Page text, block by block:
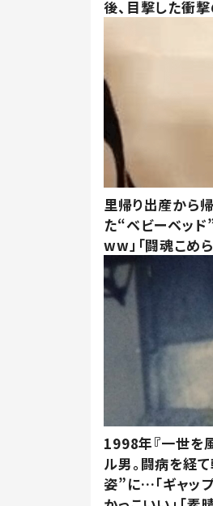
後、目撃した衝
里帰り出産から
た“ベビーベッ
ww」「闘魂こめ
1998年『一世を
ル男。闘病を経
姿”に…「ギャップ